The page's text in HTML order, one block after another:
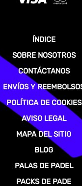
ÍNDICE
SOBRE NOSOTROS
CONTÁCTANOS
ENVÍOS Y
POLÍTICA DE COOKIES
AVISO LEGAL
MAPA DEL SITIO
BLOG
PALAS DE PADEL
PACKS DE PADE